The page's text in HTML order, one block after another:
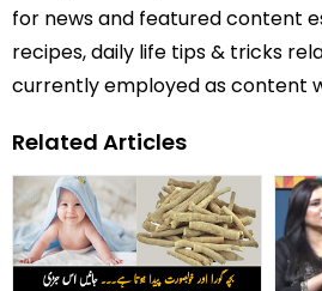
for news and featured content
recipes, daily life tips & tricks
currently employed as content
Related Articles